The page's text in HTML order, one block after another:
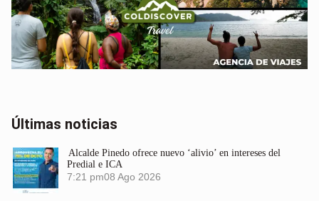
Últimas noticias
Alcalde Pinedo ofrece nuevo ‘alivio’ en intereses del
Predial e ICA
7:21 pm08 Ago 2026